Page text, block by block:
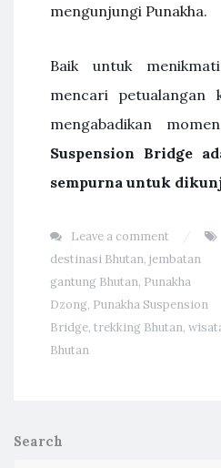
mengunjungi Punakha.
Baik untuk
mencari petualangan
mengabadikan
Suspension Bridge
sempurna untuk
Leave a comment
destinasi Bhutan, jembatan
gantung Bhutan, Punakha
Dzong, Punakha Suspension
Bridge, trekking Bhutan,
Bhutan
Search